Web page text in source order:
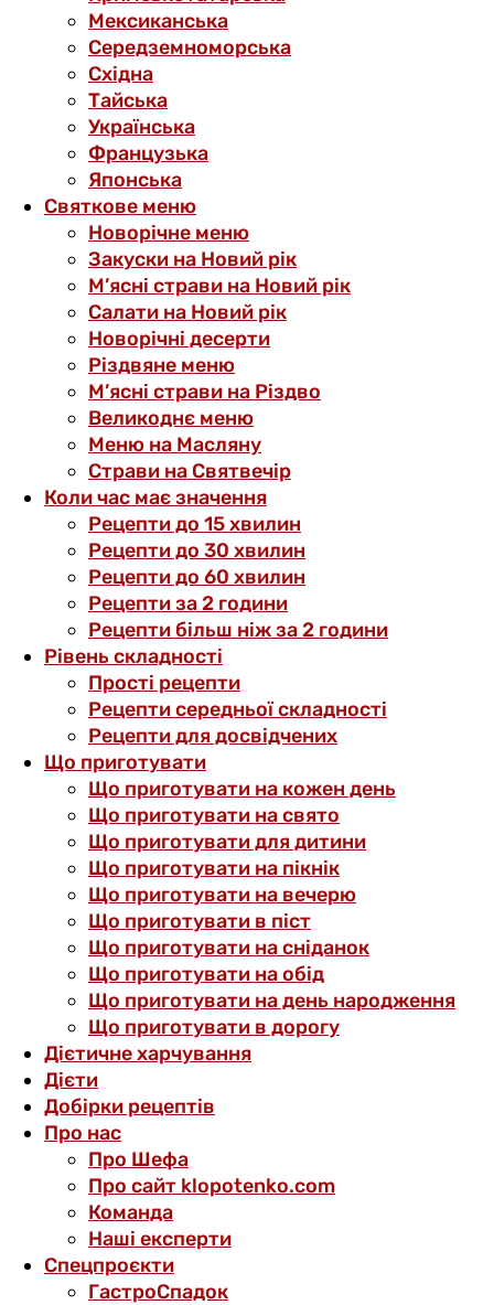
Мексиканська
Середземноморська
Східна
Тайська
Українська
Французька
Японська
Святкове меню
Новорічне меню
Закуски на Новий рік
М’ясні страви на Новий рік
Салати на Новий рік
Новорічні десерти
Різдвяне меню
М’ясні страви на Різдво
Великоднє меню
Меню на Масляну
Страви на Святвечір
Коли час має значення
Рецепти до 15 хвилин
Рецепти до 30 хвилин
Рецепти до 60 хвилин
Рецепти за 2 години
Рецепти більш ніж за 2 години
Рівень складності
Прості рецепти
Рецепти середньої складності
Рецепти для досвідчених
Що приготувати
Що приготувати на кожен день
Що приготувати на свято
Що приготувати для дитини
Що приготувати на пікнік
Що приготувати на вечерю
Що приготувати в піст
Що приготувати на сніданок
Що приготувати на обід
Що приготувати на день народження
Що приготувати в дорогу
Дієтичне харчування
Дієти
Добірки рецептів
Про нас
Про Шефа
Про сайт klopotenko.com
Команда
Наші експерти
Спецпроєкти
ГастроСпадок